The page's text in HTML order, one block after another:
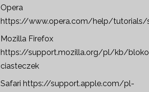
Opera
https://www.opera.com/help/
Mozilla Firefox
https://support.mozilla.org/pl/kb/
ciasteczek
Safari https://support.apple.com/pl-